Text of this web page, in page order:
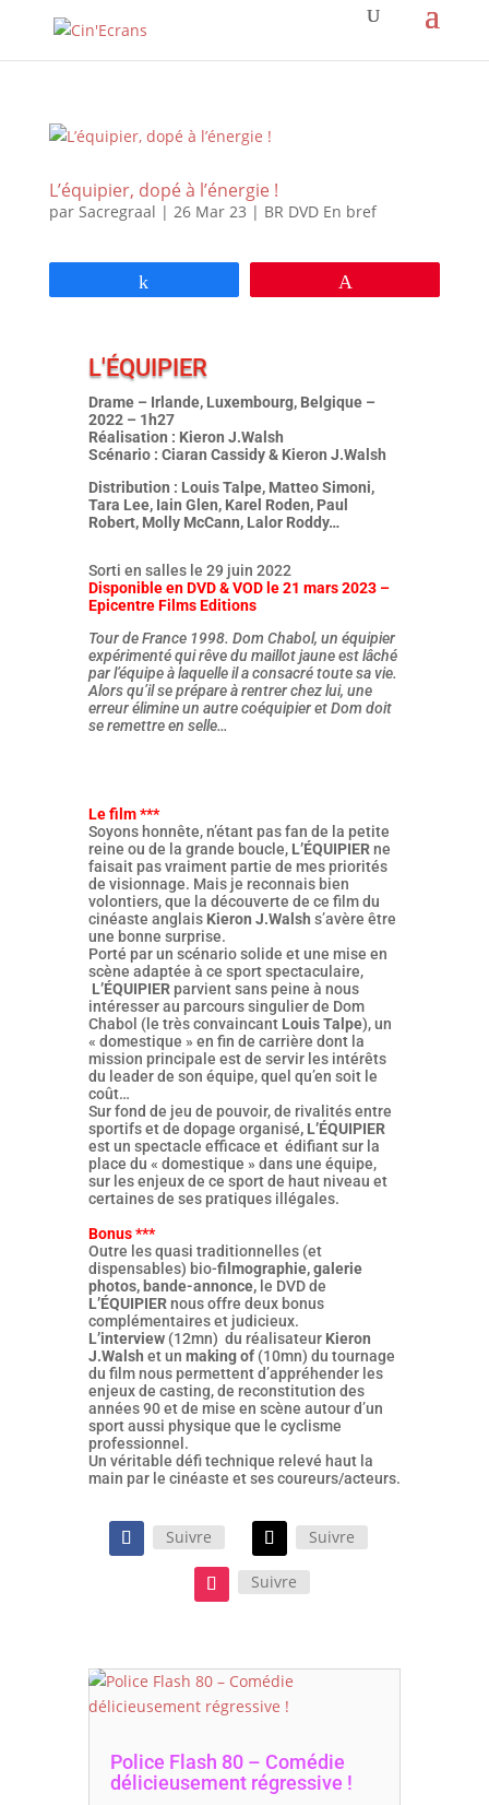
L’équipier, dopé à l’énergie !
par Sacregraal | 26 Mar 23 | BR DVD En bref
L'ÉQUIPIER
Drame – Irlande, Luxembourg, Belgique –
2022 – 1h27
Réalisation : Kieron J.Walsh
Scénario : Ciaran Cassidy & Kieron J.Walsh
Distribution : Louis Talpe, Matteo Simoni,
Tara Lee, Iain Glen, Karel Roden, Paul
Robert, Molly McCann, Lalor Roddy…
Sorti en salles le 29 juin 2022
Disponible en DVD & VOD le 21 mars 2023 –
Epicentre Films Editions
Tour de France 1998. Dom Chabol, un équipier
expérimenté qui rêve du maillot jaune est lâché
par l’équipe à laquelle il a consacré toute sa vie.
Alors qu’il se prépare à rentrer chez lui, une
erreur élimine un autre coéquipier et Dom doit
se remettre en selle…
Le film ***
Soyons honnête, n’étant pas fan de la petite
reine ou de la grande boucle, L’ÉQUIPIERne
faisait pas vraiment partie de mes priorités
de visionnage. Mais je reconnais bien
volontiers, que la découverte de ce film du
cinéaste anglais Kieron J.Walsh s’avère être
une bonne surprise.
Porté par un scénario solide et une mise en
scène adaptée à ce sport spectaculaire,
L’ÉQUIPIERparvient sans peine à nous
intéresser au parcours singulier de Dom
Chabol (le très convaincant Louis Talpe), un
« domestique » en fin de carrière dont la
mission principale est de servir les intérêts
du leader de son équipe, quel qu’en soit le
coût…
Sur fond de jeu de pouvoir, de rivalités entre
sportifs et de dopage organisé, L’ÉQUIPIER
est un spectacle efficace et édifiant sur la
place du « domestique » dans une équipe,
sur les enjeux de ce sport de haut niveau et
certaines de ses pratiques illégales.
Bonus ***
Outre les quasi traditionnelles (et
dispensables) bio-filmographie, galerie
photos, bande-annonce,le DVD de
L’ÉQUIPIERnous offre deux bonus
complémentaires et judicieux.
L’interview(12mn) du réalisateur Kieron
J.Walsh et un making of(10mn) du tournage
du film nous permettent d’appréhender les
enjeux de casting, de reconstitution des
années 90 et de mise en scène autour d’un
sport aussi physique que le cyclisme
professionnel.
Un véritable défi technique relevé haut la
main par le cinéaste et ses coureurs/acteurs.
Suivre Suivre
Suivre
Police Flash 80 – Comédie
délicieusement régressive !